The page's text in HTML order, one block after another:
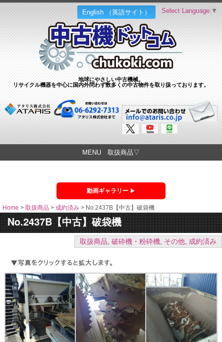
English （英語サイト）
地球にやさしい中古機械。
リサイクル機器を中心に国内外問わず数多くの中古物件を取り扱っております。
Select Language ▼
MENU 取扱商品▽
動画ギャラリー
Home > 取扱商品 > 成約済み > No.2437B【中古】破袋機
No.2437B【中古】破袋機
取扱商品, 破砕機・粉砕機, その他, 成約済み